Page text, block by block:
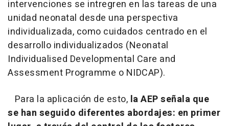
intervenciones se intregren en las tareas de una
unidad neonatal desde una perspectiva
individualizada, como cuidados centrado en el
desarrollo individualizados (Neonatal
Individualised Developmental Care and
Assessment Programme o NIDCAP).
Para la aplicación de esto, la AEP señala que
se han seguido diferentes abordajes: en primer